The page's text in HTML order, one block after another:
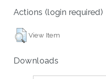
Actions (login required)
View Item
Downloads